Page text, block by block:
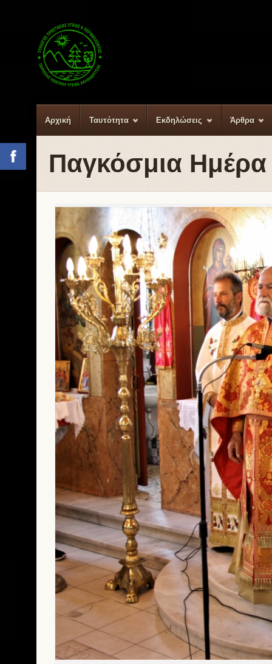
Αρχική Ταυτότητα Εκδηλώσεις Άρθρα
Παγκόσμια Ημέρα
Facebook